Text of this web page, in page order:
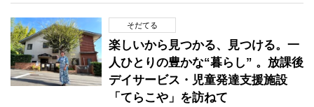
そだてる
楽しいから見つかる、見つける。一
人ひとりの豊かな“暮らし” 。放課後
デイサービス・児童発達支援施設
「てらこや」を訪ねて